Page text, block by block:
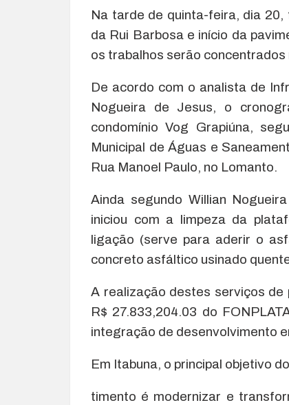
Na tarde de quinta-feira, dia
da Rui Barbosa e início da
os trabalhos serão
De acordo com o analista de
Nogueira de Jesus, o
condomínio Vog Grapiúna,
Municipal de Águas e
Rua Manoel Paulo, no Lomanto.
Ainda segundo Willian
iniciou com a limpeza da
ligação (serve para aderir o
concreto asfáltico usinado
A realização destes serviços
R$ 27.833,204.03 do
integração de desenvolvimento
Em Itabuna, o principal objetivo
timento é modernizar e